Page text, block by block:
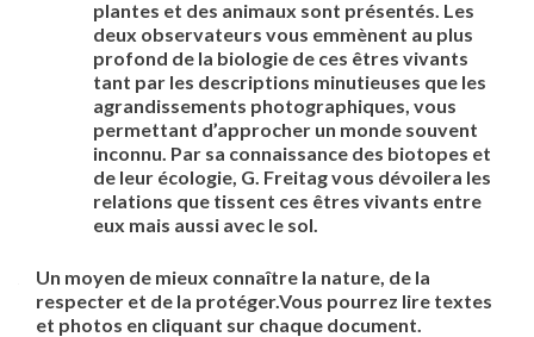
plantes et des animaux sont présentés. Les
deux observateurs vous emmènent au plus
profond de la biologie de ces êtres vivants
tant par les descriptions minutieuses que les
agrandissements photographiques, vous
permettant d’approcher un monde souvent
inconnu. Par sa connaissance des biotopes et
de leur écologie, G. Freitag vous dévoilera les
relations que tissent ces êtres vivants entre
eux mais aussi avec le sol.
Un moyen de mieux connaître la nature, de la
respecter et de la protéger.Vous pourrez lire textes
et photos en cliquant sur chaque document.